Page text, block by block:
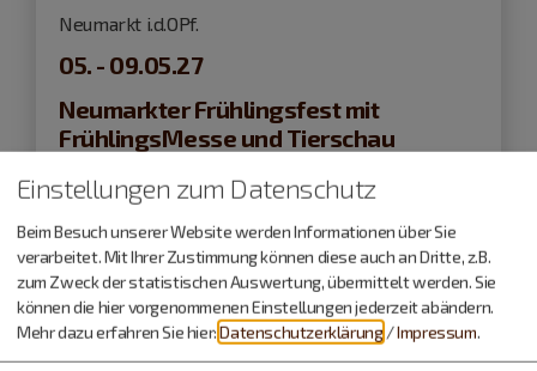
Neumarkt i.d.OPf.
05. - 09.05.27
Neumarkter Frühlingsfest mit
FrühlingsMesse und Tierschau
Einstellungen zum Datenschutz
Beim Besuch unserer Website werden Informationen über Sie
verarbeitet. Mit Ihrer Zustimmung können diese auch an Dritte, z.B.
zum Zweck der statistischen Auswertung, übermittelt werden. Sie
können die hier vorgenommenen Einstellungen jederzeit abändern.
Mehr dazu erfahren Sie hier:Datenschutzerklärung /Impressum.